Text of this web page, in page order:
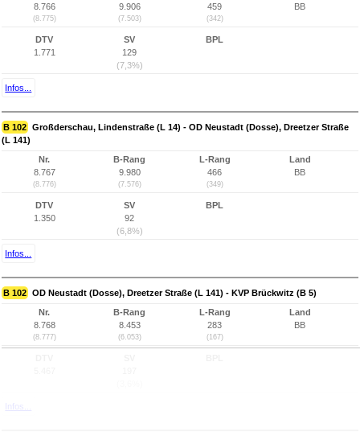
8.766
(8.775)
9.906
(7.503)
459
(342)
BB
DTV
1.771
SV
129
(7,3%)
BPL
Infos...
B 102 Großderschau, Lindenstraße (L 14) - OD Neustadt (Dosse), Dreetzer Straße
(L 141)
Nr.
8.767
(8.776)
B-Rang
9.980
(7.576)
L-Rang
466
(349)
Land
BB
DTV
1.350
SV
92
(6,8%)
BPL
Infos...
B 102 OD Neustadt (Dosse), Dreetzer Straße (L 141) - KVP Brückwitz (B 5)
Nr.
8.768
(8.777)
B-Rang
8.453
(6.053)
L-Rang
283
(167)
Land
BB
Infos...